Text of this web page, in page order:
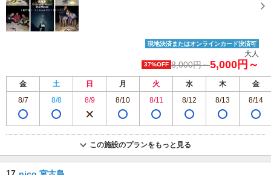
現地決済またはオンラインカード決済可
大人
37%OFF 8,000円～5,000円～
金 土 日 月 火 水 木
金
8/7
8/8 8/9 8/10 8/11 8/12 8/13 8/14
この施設のプランをもっと見る
17